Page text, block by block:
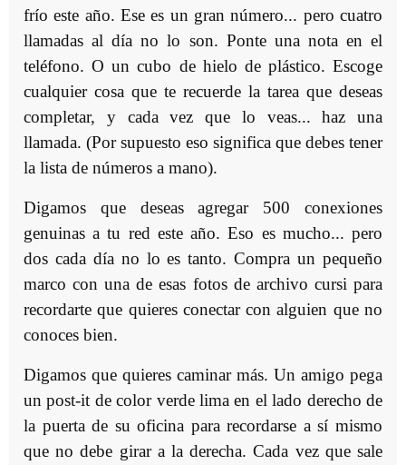
frío este año. Ese es un gran número... pero cuatro
llamadas al día no lo son. Ponte una nota en el
teléfono. O un cubo de hielo de plástico. Escoge
cualquier cosa que te recuerde la tarea que deseas
completar, y cada vez que lo veas... haz una
llamada. (Por supuesto eso significa que debes tener
la lista de números a mano).
Digamos que deseas agregar 500 conexiones
genuinas a tu red este año. Eso es mucho... pero
dos cada día no lo es tanto. Compra un pequeño
marco con una de esas fotos de archivo cursi para
recordarte que quieres conectar con alguien que no
conoces bien.
Digamos que quieres caminar más. Un amigo pega
un post-it de color verde lima en el lado derecho de
la puerta de su oficina para recordarse a sí mismo
que no debe girar a la derecha. Cada vez que sale